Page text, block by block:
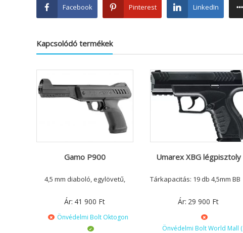
Facebook Pinterest LinkedIn
Kapcsolódó termékek
Gamo P900
4,5 mm diaboló, egylövetű,
Ár: 41 900 Ft
Önvédelmi Bolt Oktogon
Umarex XBG légpisztoly
Tárkapacitás: 19 db 4,5mm BB
Ár: 29 900 Ft
Önvédelmi Bolt World Mall (